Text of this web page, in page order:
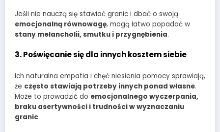
Jeśli nie nauczą się stawiać granic i dbać o swoją
emocjonalną równowagę, mogą łatwo popadać w
stany melancholii, smutku i przygnębienia.
3. Poświęcanie się dla innych kosztem siebie
Ich naturalna empatia i chęć niesienia pomocy sprawiają,
że często stawiają potrzeby innych ponad własne.
Może to prowadzić do emocjonalnego wyczerpania,
braku asertywności i trudności w wyznaczaniu
granic.